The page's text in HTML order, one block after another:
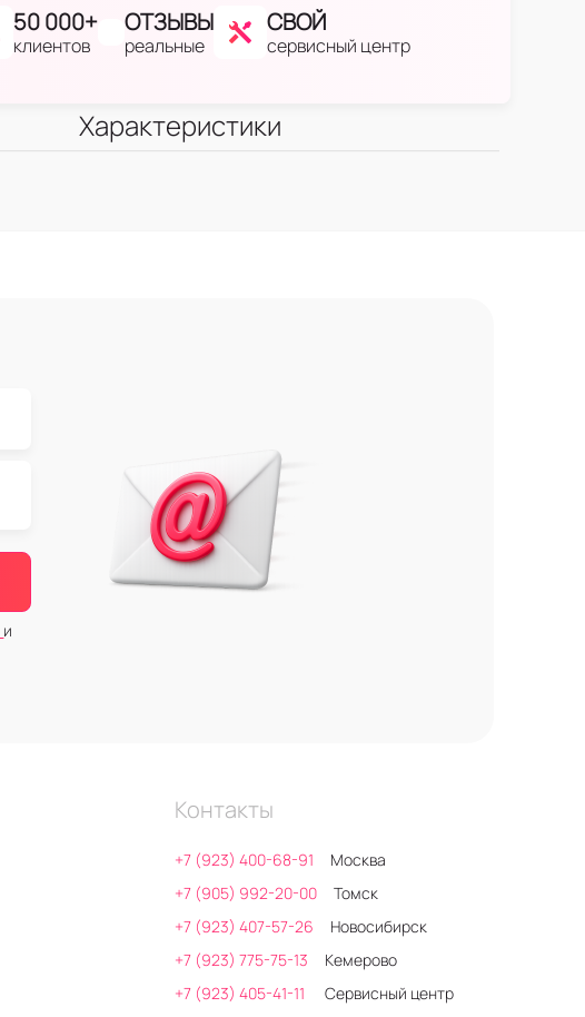
50 000+
клиентов
ОТЗЫВЫ
реальные
СВОЙ
сервисный центр
Характеристики
и
Контакты
+7 (923) 400-68-91
Москва
+7 (905) 992-20-00
Томск
+7 (923) 407-57-26
Новосибирск
+7 (923) 775-75-13
Кемерово
+7 (923) 405-41-11
Сервисный центр